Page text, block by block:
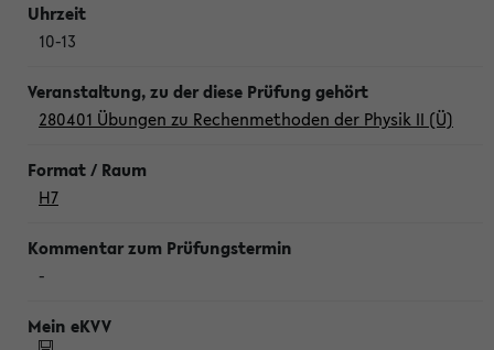
10-13
280401 Übungen zu Rechenmethoden der Physik II (Ü)
H7
-